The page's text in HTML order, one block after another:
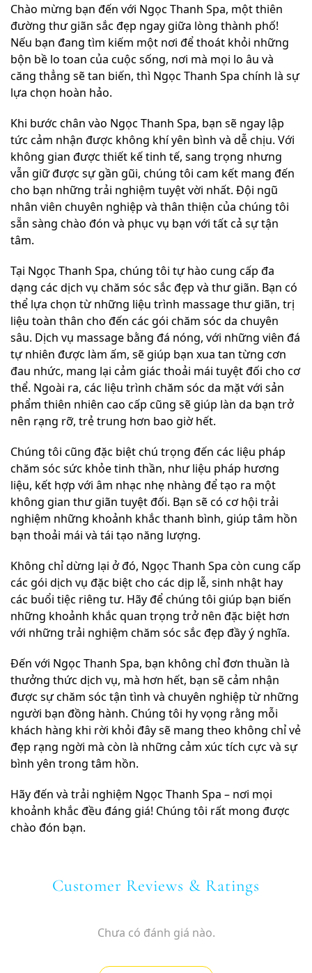
Chào mừng bạn đến với Ngọc Thanh Spa, một thiên
đường thư giãn sắc đẹp ngay giữa lòng thành phố!
Nếu bạn đang tìm kiếm một nơi để thoát khỏi những
bộn bề lo toan của cuộc sống, nơi mà mọi lo âu và
căng thẳng sẽ tan biến, thì Ngọc Thanh Spa chính là sự
lựa chọn hoàn hảo.
Khi bước chân vào Ngọc Thanh Spa, bạn sẽ ngay lập
tức cảm nhận được không khí yên bình và dễ chịu. Với
không gian được thiết kế tinh tế, sang trọng nhưng
vẫn giữ được sự gần gũi, chúng tôi cam kết mang đến
cho bạn những trải nghiệm tuyệt vời nhất. Đội ngũ
nhân viên chuyên nghiệp và thân thiện của chúng tôi
sẵn sàng chào đón và phục vụ bạn với tất cả sự tận
tâm.
Tại Ngọc Thanh Spa, chúng tôi tự hào cung cấp đa
dạng các dịch vụ chăm sóc sắc đẹp và thư giãn. Bạn có
thể lựa chọn từ những liệu trình massage thư giãn, trị
liệu toàn thân cho đến các gói chăm sóc da chuyên
sâu. Dịch vụ massage bằng đá nóng, với những viên đá
tự nhiên được làm ấm, sẽ giúp bạn xua tan từng cơn
đau nhức, mang lại cảm giác thoải mái tuyệt đối cho cơ
thể. Ngoài ra, các liệu trình chăm sóc da mặt với sản
phẩm thiên nhiên cao cấp cũng sẽ giúp làn da bạn trở
nên rạng rỡ, trẻ trung hơn bao giờ hết.
Chúng tôi cũng đặc biệt chú trọng đến các liệu pháp
chăm sóc sức khỏe tinh thần, như liệu pháp hương
liệu, kết hợp với âm nhạc nhẹ nhàng để tạo ra một
không gian thư giãn tuyệt đối. Bạn sẽ có cơ hội trải
nghiệm những khoảnh khắc thanh bình, giúp tâm hồn
bạn thoải mái và tái tạo năng lượng.
Không chỉ dừng lại ở đó, Ngọc Thanh Spa còn cung cấp
các gói dịch vụ đặc biệt cho các dịp lễ, sinh nhật hay
các buổi tiệc riêng tư. Hãy để chúng tôi giúp bạn biến
những khoảnh khắc quan trọng trở nên đặc biệt hơn
với những trải nghiệm chăm sóc sắc đẹp đầy ý nghĩa.
Đến với Ngọc Thanh Spa, bạn không chỉ đơn thuần là
thưởng thức dịch vụ, mà hơn hết, bạn sẽ cảm nhận
được sự chăm sóc tận tình và chuyên nghiệp từ những
người bạn đồng hành. Chúng tôi hy vọng rằng mỗi
khách hàng khi rời khỏi đây sẽ mang theo không chỉ vẻ
đẹp rạng ngời mà còn là những cảm xúc tích cực và sự
bình yên trong tâm hồn.
Hãy đến và trải nghiệm Ngọc Thanh Spa – nơi mọi
khoảnh khắc đều đáng giá! Chúng tôi rất mong được
chào đón bạn.
Customer Reviews & Ratings
Chưa có đánh giá nào.